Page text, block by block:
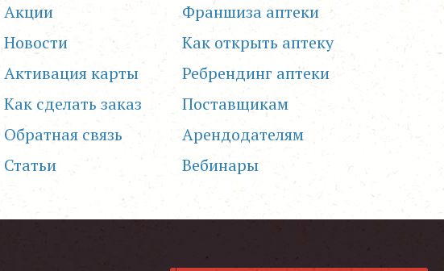
Акции
Новости
Активация карты
Как сделать заказ
Обратная связь
Статьи
Франшиза аптеки
Как открыть аптеку
Ребрендинг аптеки
Поставщикам
Арендодателям
Вебинары